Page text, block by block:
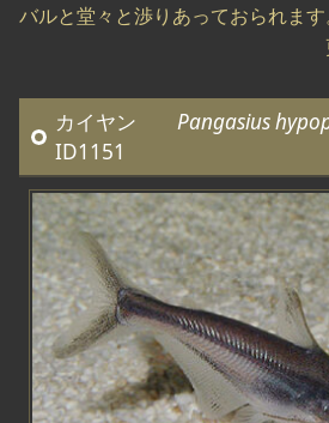
バルと堂々と渉りあっておられます
カイヤン Pangasius
ID1151